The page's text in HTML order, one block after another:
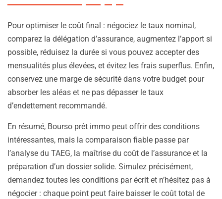
Pour optimiser le coût final : négociez le taux nominal,
comparez la délégation d’assurance, augmentez l’apport si
possible, réduisez la durée si vous pouvez accepter des
mensualités plus élevées, et évitez les frais superflus. Enfin,
conservez une marge de sécurité dans votre budget pour
absorber les aléas et ne pas dépasser le taux
d’endettement recommandé.
En résumé, Bourso prêt immo peut offrir des conditions
intéressantes, mais la comparaison fiable passe par
l’analyse du TAEG, la maîtrise du coût de l’assurance et la
préparation d’un dossier solide. Simulez précisément,
demandez toutes les conditions par écrit et n’hésitez pas à
négocier : chaque point peut faire baisser le coût total de